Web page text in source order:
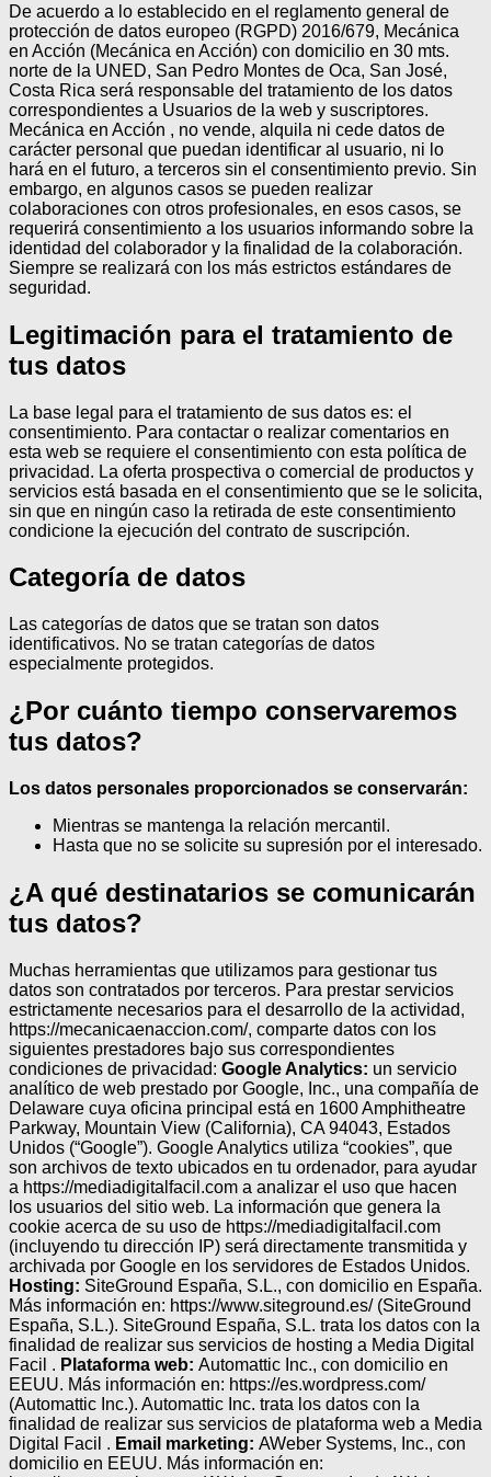
De acuerdo a lo establecido en el reglamento general de
protección de datos europeo (RGPD) 2016/679, Mecánica
en Acción (Mecánica en Acción) con domicilio en 30 mts.
norte de la UNED, San Pedro Montes de Oca, San José,
Costa Rica será responsable del tratamiento de los datos
correspondientes a Usuarios de la web y suscriptores.
Mecánica en Acción , no vende, alquila ni cede datos de
carácter personal que puedan identificar al usuario, ni lo
hará en el futuro, a terceros sin el consentimiento previo. Sin
embargo, en algunos casos se pueden realizar
colaboraciones con otros profesionales, en esos casos, se
requerirá consentimiento a los usuarios informando sobre la
identidad del colaborador y la finalidad de la colaboración.
Siempre se realizará con los más estrictos estándares de
seguridad.
Legitimación para el tratamiento de
tus datos
La base legal para el tratamiento de sus datos es: el
consentimiento. Para contactar o realizar comentarios en
esta web se requiere el consentimiento con esta política de
privacidad. La oferta prospectiva o comercial de productos y
servicios está basada en el consentimiento que se le solicita,
sin que en ningún caso la retirada de este consentimiento
condicione la ejecución del contrato de suscripción.
Categoría de datos
Las categorías de datos que se tratan son datos
identificativos. No se tratan categorías de datos
especialmente protegidos.
¿Por cuánto tiempo conservaremos
tus datos?
Los datos personales proporcionados se conservarán:
Mientras se mantenga la relación mercantil.
Hasta que no se solicite su supresión por el interesado.
¿A qué destinatarios se comunicarán
tus datos?
Muchas herramientas que utilizamos para gestionar tus
datos son contratados por terceros. Para prestar servicios
estrictamente necesarios para el desarrollo de la actividad,
https://mecanicaenaccion.com/, comparte datos con los
siguientes prestadores bajo sus correspondientes
condiciones de privacidad: Google Analytics: un servicio
analítico de web prestado por Google, Inc., una compañía de
Delaware cuya oficina principal está en 1600 Amphitheatre
Parkway, Mountain View (California), CA 94043, Estados
Unidos (“Google”). Google Analytics utiliza “cookies”, que
son archivos de texto ubicados en tu ordenador, para ayudar
a https://mediadigitalfacil.com a analizar el uso que hacen
los usuarios del sitio web. La información que genera la
cookie acerca de su uso de https://mediadigitalfacil.com
(incluyendo tu dirección IP) será directamente transmitida y
archivada por Google en los servidores de Estados Unidos.
Hosting: SiteGround España, S.L., con domicilio en España.
Más información en: https://www.siteground.es/ (SiteGround
España, S.L.). SiteGround España, S.L. trata los datos con la
finalidad de realizar sus servicios de hosting a Media Digital
Facil . Plataforma web: Automattic Inc., con domicilio en
EEUU. Más información en: https://es.wordpress.com/
(Automattic Inc.). Automattic Inc. trata los datos con la
finalidad de realizar sus servicios de plataforma web a Media
Digital Facil . Email marketing: AWeber Systems, Inc., con
domicilio en EEUU. Más información en: